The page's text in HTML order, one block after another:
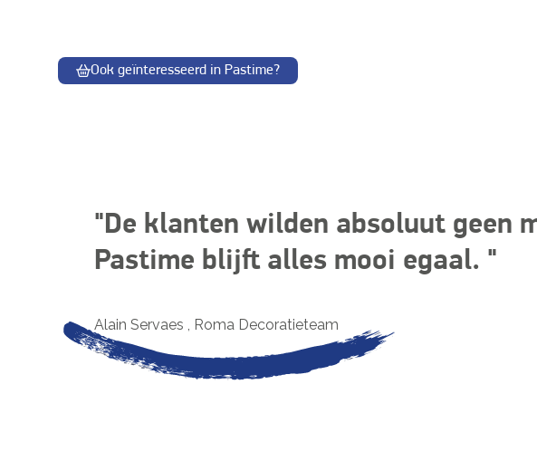
Ook geïnteresseerd in Pastime?
De klanten wilden absoluut geen
Pastime blijft alles mooi egaal.
Alain Servaes , Roma Decoratieteam